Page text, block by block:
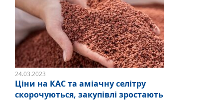
24.03.2023
Ціни на КАС та аміачну селітру
скорочуються, закупівлі зростають